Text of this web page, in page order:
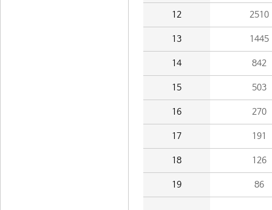
12 2510
13 1445
14 842
15 503
16 270
17 191
18 126
19 86